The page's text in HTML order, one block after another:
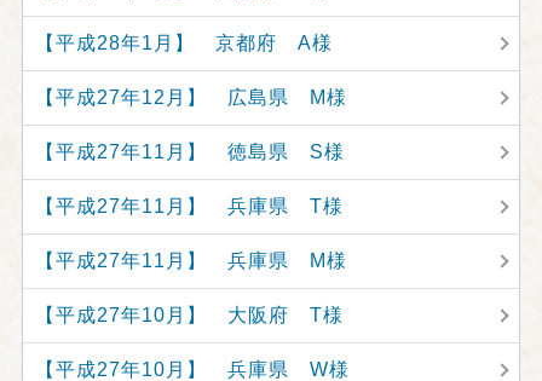
【平成28年1月】 京都府 A様
【平成27年12月】 広島県 M様
【平成27年11月】 徳島県 S様
【平成27年11月】 兵庫県 T様
【平成27年11月】 兵庫県 M様
【平成27年10月】 大阪府 T様
【平成27年10月】 兵庫県 W様